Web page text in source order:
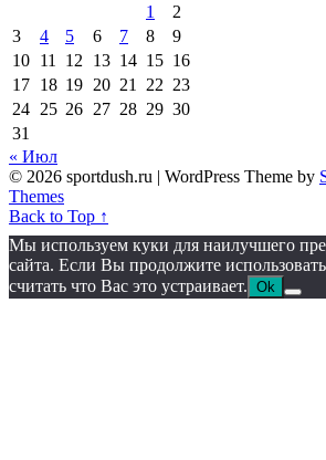
1
2
3
4 5 6 7 8
9
10 11 12 13 14 15 16
17 18 19 20 21 22 23
24 25 26 27 28 29 30
31
« Июл
© 2026 sportdush.ru | WordPress Theme by
Themes
Back to Top ↑
Мы используем куки для наилучшего
сайта. Если Вы продолжите
считать что Вас это устраивает. Ok